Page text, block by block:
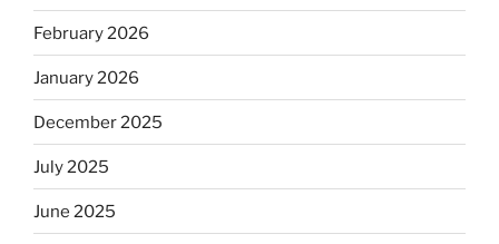
February 2026
January 2026
December 2025
July 2025
June 2025